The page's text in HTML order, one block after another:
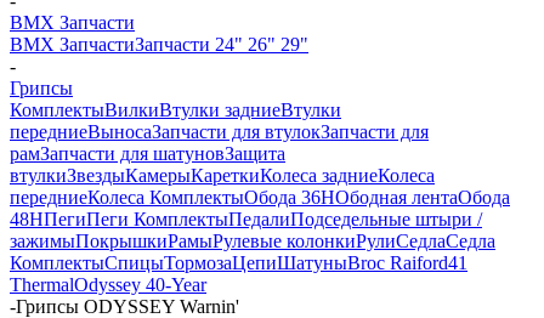
BMX Запчасти
BMX ЗапчастиЗапчасти 24" 26" 29"
-
Грипсы
КомплектыВилкиВтулки задниеВтулки
передниеВыносаЗапчасти для втулокЗапчасти для
рамЗапчасти для шатуновЗащита
втулкиЗвездыКамерыКареткиКолеса задниеКолеса
передниеКолеса КомплектыОбода 36HОбодная лентаОбода
48HПегиПеги КомплектыПедалиПодседельные штыри /
зажимыПокрышкиРамыРулевые колонкиРулиСедлаСедла
КомплектыСпицыТормозаЦепиШатуныBroc Raiford41
ThermalOdyssey 40-Year
-Грипсы ODYSSEY Warnin'